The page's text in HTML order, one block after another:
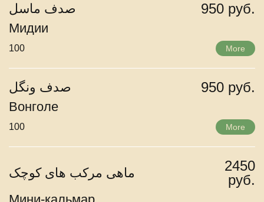
صدف ماسل 950 руб.
Мидии
100 More
صدف ونگل 950 руб.
Вонголе
100 More
ماهی مرکب های کوچک
2450
руб.